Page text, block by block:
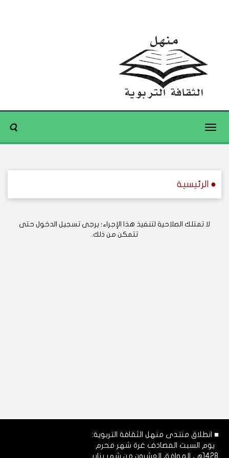
Toggle
● الرئيسية
لا تمتلك الصلاحية لتنفيذ هذا الإجراء؛ يرجى تسجيل الدخول حتى
تتمكن من ذلك.
■ انطلاق منتدى منهل الثقافة التربوية:
يوم السبت المصادف غرة شهر محرم
1428هـ، الموافق العشرون من شهر يناير